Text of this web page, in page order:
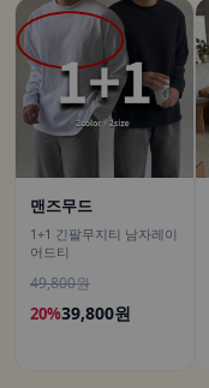
맨즈무드
1+1 긴팔무지티 남자레이
어드티
49,800원
20%39,800원